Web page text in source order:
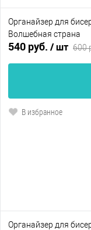
Органайзер для
Волшебная страна
540 руб. / шт 600
В избранное
Органайзер для